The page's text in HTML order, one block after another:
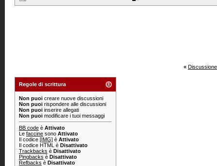
«
Regole di scrittura
Non puoi creare nuove discussioni
Non puoi rispondere alle discussioni
Non puoi inserire allegati
Non puoi modificare i tuoi messaggi
BB code è Attivato
Le faccine sono Attivato
Il codice [IMG] è Attivato
Il codice HTML è Disattivato
Trackbacks è Disattivato
Pingbacks è Disattivato
Refbacks è Disattivato